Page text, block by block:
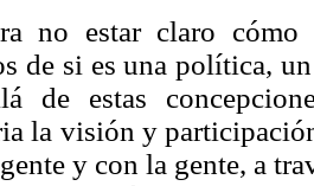
no estar claro
de si es una política,
de estas
la visión y
y con la gente, a